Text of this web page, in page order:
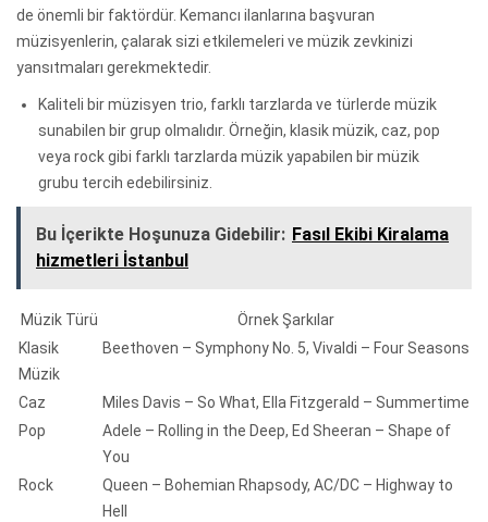
de önemli bir faktördür. Kemancı ilanlarına başvuran
müzisyenlerin, çalarak sizi etkilemeleri ve müzik zevkinizi
yansıtmaları gerekmektedir.
Kaliteli bir müzisyen trio, farklı tarzlarda ve türlerde müzik
sunabilen bir grup olmalıdır. Örneğin, klasik müzik, caz, pop
veya rock gibi farklı tarzlarda müzik yapabilen bir müzik
grubu tercih edebilirsiniz.
Bu İçerikte Hoşunuza Gidebilir: Fasıl Ekibi Kiralama
hizmetleri İstanbul
Müzik Türü
Örnek Şarkılar
Klasik
Müzik
Beethoven – Symphony No. 5, Vivaldi – Four Seasons
Caz
Miles Davis – So What, Ella Fitzgerald – Summertime
Pop
Adele – Rolling in the Deep, Ed Sheeran – Shape of
You
Rock
Queen – Bohemian Rhapsody, AC/DC – Highway to
Hell